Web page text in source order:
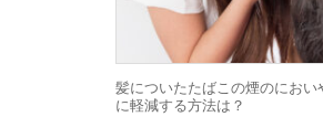
髪についたたばこの煙のにお
に軽減する方法は？